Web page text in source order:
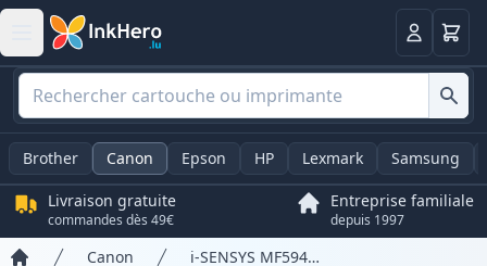
Panier
Brother Canon Epson HP Lexmark Samsung
Livraison gratuite
commandes dès 49€
Entreprise familiale
depuis 1997
Canon i-SENSYS MF5940dn